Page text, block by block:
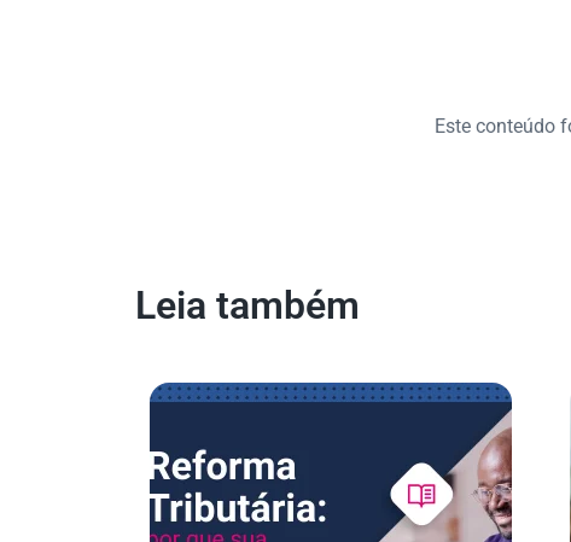
Este conteúdo
Leia também